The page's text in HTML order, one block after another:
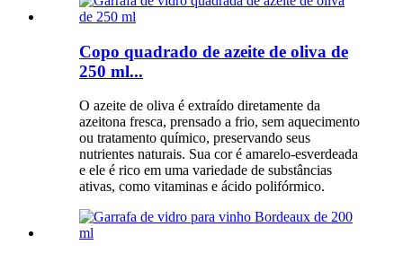
Copo quadrado de azeite de oliva de
250 ml...
O azeite de oliva é extraído diretamente da
azeitona fresca, prensado a frio, sem aquecimento
ou tratamento químico, preservando seus
nutrientes naturais. Sua cor é amarelo-esverdeada
e ele é rico em uma variedade de substâncias
ativas, como vitaminas e ácido polifórmico.